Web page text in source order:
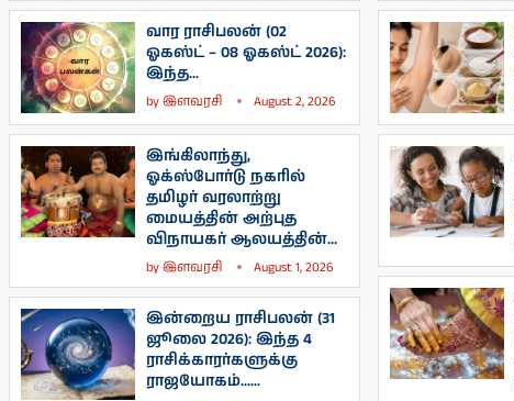
வார ராசிபலன் (02
ஓகஸ்ட் – 08 ஓகஸ்ட் 2026):
இந்த...
byஇளவரசி August 2, 2026
இங்கிலாந்து,
ஓக்ஸ்போர்டு நகரில்
தமிழர் வரலாற்று
மையத்தின் அற்புத
விநாயகர் ஆலயத்தின்...
byஇளவரசி August 1, 2026
இன்றைய ராசிபலன் (31
ஜூலை 2026): இந்த 4
ராசிக்காரர்களுக்கு
ராஜயோகம்…...